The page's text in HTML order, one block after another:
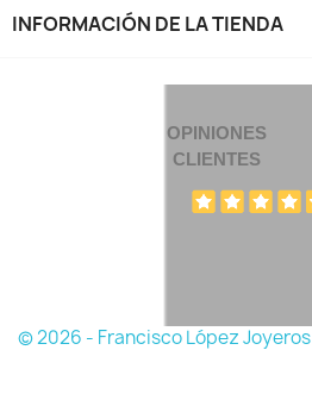
INFORMACIÓN DE LA TIENDA
OPINIONES
CLIENTES
© 2026 - Francisco López Joyeros